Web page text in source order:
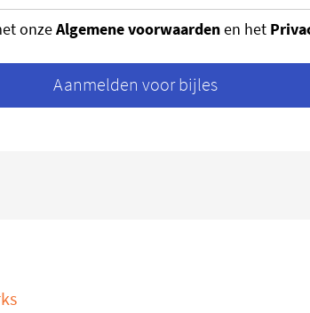
onzeAlgemene voorwaardenen het
Aanmelden voor bijles